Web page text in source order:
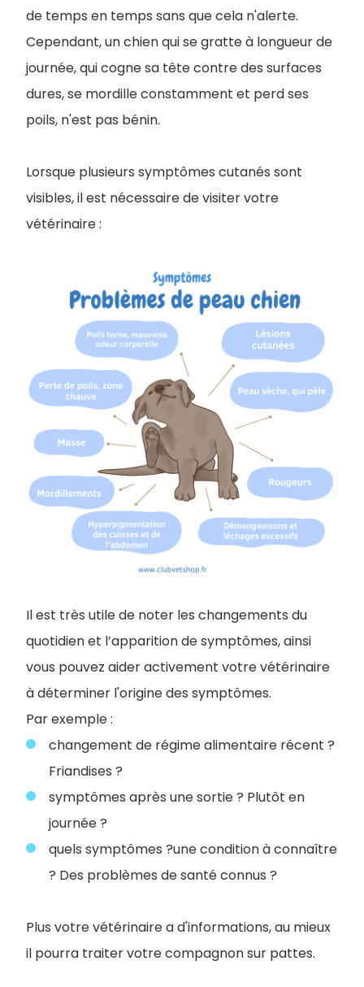
de temps en temps sans que cela n'alerte.
Cependant, un chien qui se gratte à longueur de
journée, qui cogne sa tête contre des surfaces
dures, se mordille constamment et perd ses
poils, n'est pas bénin.
Lorsque plusieurs symptômes cutanés sont
visibles, il est nécessaire de visiter votre
vétérinaire :
Il est très utile de noter les changements du
quotidien et l’apparition de symptômes, ainsi
vous pouvez aider activement votre vétérinaire
à déterminer l'origine des symptômes.
Par exemple :
changement de régime alimentaire récent ?
Friandises ?
symptômes après une sortie ? Plutôt en
journée ?
quels symptômes ?une condition à connaître
? Des problèmes de santé connus ?
Plus votre vétérinaire a d'informations, au mieux
il pourra traiter votre compagnon sur pattes.